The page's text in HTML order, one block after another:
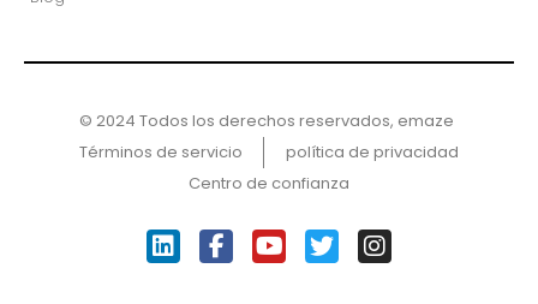
© 2024 Todos los derechos reservados, emaze ​
Términos de servicio
política de privacidad
Centro de confianza